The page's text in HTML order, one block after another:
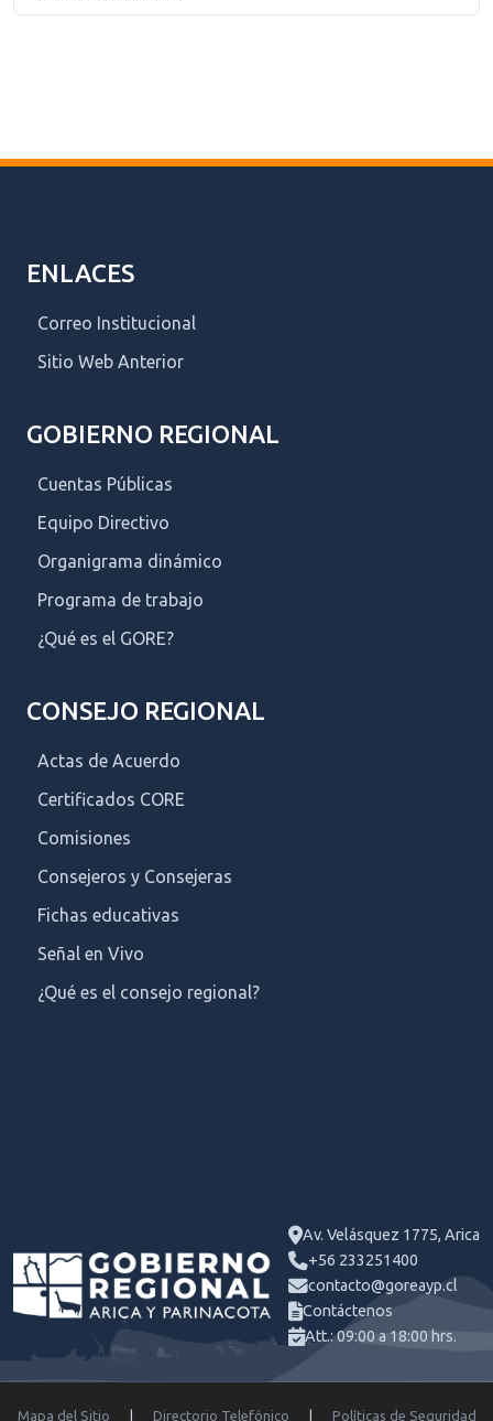
ENLACES
Correo Institucional
Sitio Web Anterior
GOBIERNO REGIONAL
Cuentas Públicas
Equipo Directivo
Organigrama dinámico
Programa de trabajo
¿Qué es el GORE?
CONSEJO REGIONAL
Actas de Acuerdo
Certificados CORE
Comisiones
Consejeros y Consejeras
Fichas educativas
Señal en Vivo
¿Qué es el consejo regional?
Av. Velásquez 1775, Arica
+56 233251400
contacto@goreayp.cl
Contáctenos
Att.: 09:00 a 18:00 hrs.
Mapa del Sitio | Directorio Telefónico | Políticas de Seguridad